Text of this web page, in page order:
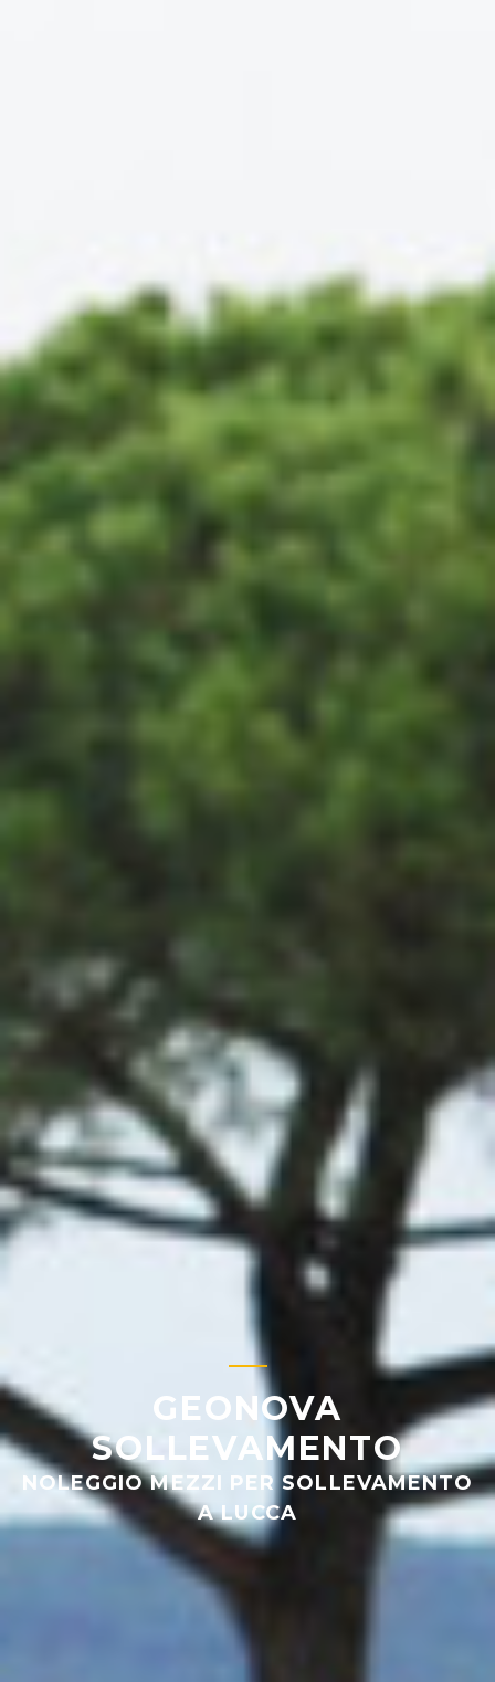
GEONOVA
SOLLEVAMENTO
NOLEGGIO MEZZI PER SOLLEVAMENTO
A LUCCA